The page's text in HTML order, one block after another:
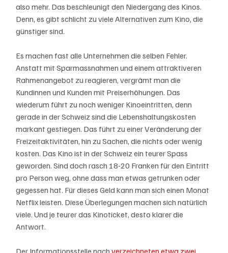
also mehr. Das beschleunigt den Niedergang des Kinos.
Denn, es gibt schlicht zu viele Alternativen zum Kino, die
günstiger sind.
Es machen fast alle Unternehmen die selben Fehler.
Anstatt mit Sparmassnahmen und einem attraktiveren
Rahmenangebot zu reagieren, vergrämt man die
Kundinnen und Kunden mit Preiserhöhungen. Das
wiederum führt zu noch weniger Kinoeintritten, denn
gerade in der Schweiz sind die Lebenshaltungskosten
markant gestiegen. Das führt zu einer Veränderung der
Freizeitaktivitäten, hin zu Sachen, die nichts oder wenig
kosten. Das Kino ist in der Schweiz ein teurer Spass
geworden. Sind doch rasch 18-20 Franken für den Eintritt
pro Person weg, ohne dass man etwas getrunken oder
gegessen hat. Für dieses Geld kann man sich einen Monat
Netflix leisten. Diese Überlegungen machen sich natürlich
viele. Und je teurer das Kinoticket, desto klarer die
Antwort.
Der Informationsstelle nach verzeichneten etwa zwei